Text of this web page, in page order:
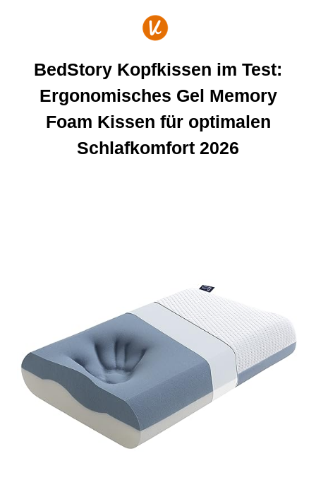
BedStory Kopfkissen im Test:
Ergonomisches Gel Memory
Foam Kissen für optimalen
Schlafkomfort 2026